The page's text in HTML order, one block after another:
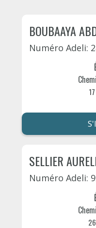
BOUBAAYA
Numéro Adeli:
SELLIER
Numéro Adeli: